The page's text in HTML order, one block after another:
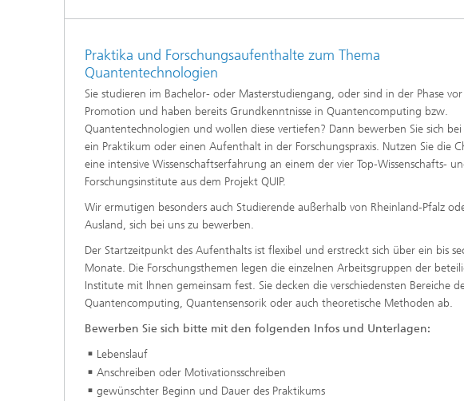
Praktika und Forschungsaufenthalte zum Thema
Quantentechnologien
Sie studieren im Bachelor- oder Masterstudiengang, oder sind in der Phase
Promotion und haben bereits Grundkenntnisse in Quantencomputing bzw.
Quantentechnologien und wollen diese vertiefen? Dann bewerben Sie sich
ein Praktikum oder einen Aufenthalt in der Forschungspraxis. Nutzen Sie die
eine intensive Wissenschaftserfahrung an einem der vier Top-Wissenschafts-
Forschungsinstitute aus dem Projekt QUIP.
Wir ermutigen besonders auch Studierende außerhalb von Rheinland-Pfalz
Ausland, sich bei uns zu bewerben.
Der Startzeitpunkt des Aufenthalts ist flexibel und erstreckt sich über ein bis
Monate. Die Forschungsthemen legen die einzelnen Arbeitsgruppen der
Institute mit Ihnen gemeinsam fest. Sie decken die verschiedensten Bereiche
Quantencomputing, Quantensensorik oder auch theoretische Methoden ab.
Bewerben Sie sich bitte mit den folgenden Infos und Unterlagen:
Lebenslauf
Anschreiben oder Motivationsschreiben
gewünschter Beginn und Dauer des Praktikums